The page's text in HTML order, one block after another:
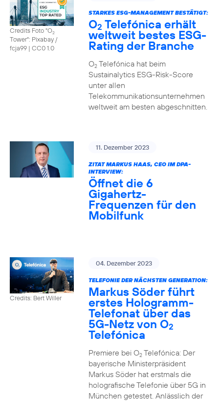
Credits Foto "O2
Tower": Pixabay /
fcja99 | CC0 1.0
STARKES ESG-MANAGEMENT BESTÄTIGT:
O2 Telefónica erhält
weltweit bestes ESG-
Rating der Branche
O2Telefónica hat beim
Sustainalytics ESG-Risk-Score
unter allen
Telekommunikationsunternehmen
weltweit am besten abgeschnitten.
11. Dezember 2023
ZITAT MARKUS HAAS, CEO IM DPA-
INTERVIEW:
Öffnet die 6
Gigahertz-
Frequenzen für den
Mobilfunk
Credits: Bert Willer
04. Dezember 2023
TELEFONIE DER NÄCHSTEN GENERATION:
Markus Söder führt
erstes Hologramm-
Telefonat über das
5G-Netz von O2
Telefónica
Premiere bei O2Telefónica: Der
bayerische Ministerpräsident
Markus Söder hat erstmals die
holografische Telefonie über 5G in
München getestet. Anlässlich der